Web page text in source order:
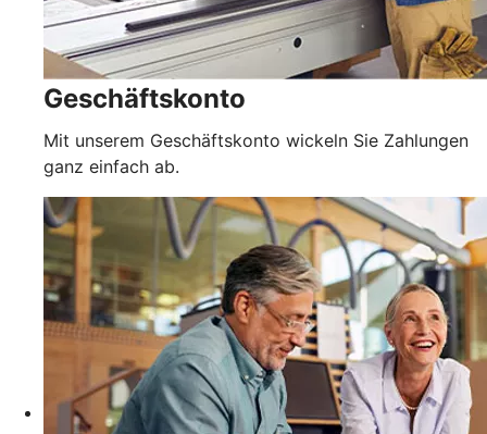
Geschäftskonto
Mit unserem Geschäftskonto wickeln Sie Zahlungen
ganz einfach ab.